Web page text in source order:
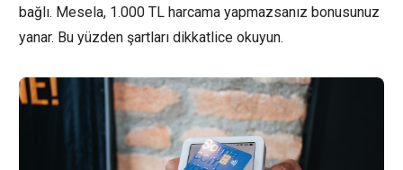
bağlı. Mesela, 1.000 TL harcama yapmazsanız bonusunuz
yanar. Bu yüzden şartları dikkatlice okuyun.